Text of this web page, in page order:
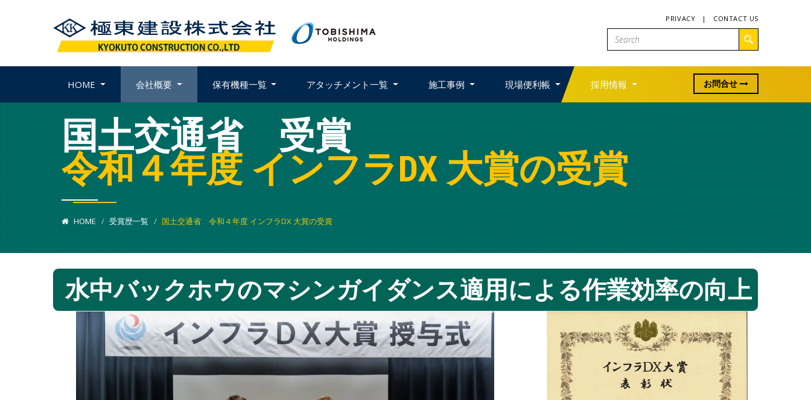
PRIVACY | CONTACT US
HOME 会社概要 保有機種一覧 アタッチメント一覧 施工事例 現場便利帳 採用情報 お問合せ
国土交通省 受賞
令和４年度 インフラDX 大賞の受賞
HOME 受賞歴一覧 国土交通省 令和４年度 インフラDX 大賞の受賞
水中バックホウのマシンガイダンス適用による作業効率の向上